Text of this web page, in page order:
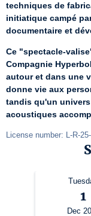
techniques de
initiatique campé
documentaire et
Ce "spectacle-
Compagnie
autour et dans une
donne vie aux
tandis qu'un
acoustiques
License number: L-R-
1
Dec